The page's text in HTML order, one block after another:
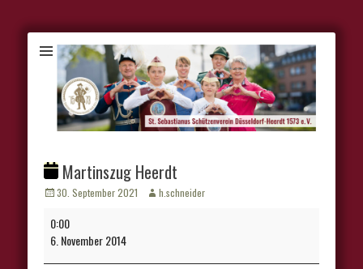
Martinszug Heerdt
Veröffentlicht
30. September 2021 Autorh.schneider
Martinszug
Heerdt
0:00
6. November 2014